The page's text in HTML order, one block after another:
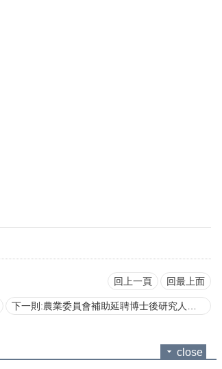
回上一頁 回最上面
下一則:農業委員會補助延聘博士後研究人才工作酬金支給參考表
close